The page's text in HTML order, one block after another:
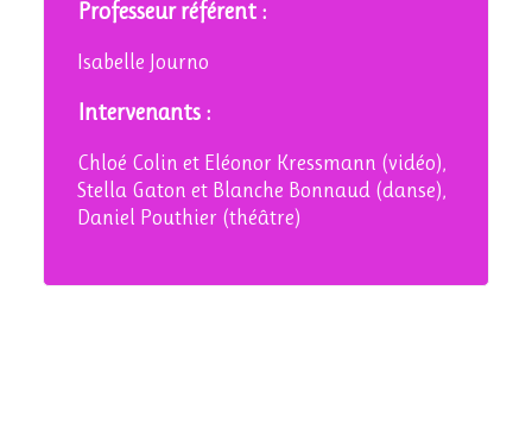
Professeur référent :
Isabelle Journo
Intervenants :
Chloé Colin et Eléonor Kressmann (vidéo),
Stella Gaton et Blanche Bonnaud (danse),
Daniel Pouthier (théâtre)